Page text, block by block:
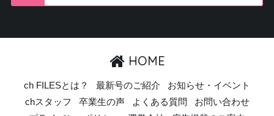
HOME
ch FILESとは？ 最新号のご紹介
お知らせ・イベント
chスタッフ
卒業生の声 よくある質問
お問い合わせ